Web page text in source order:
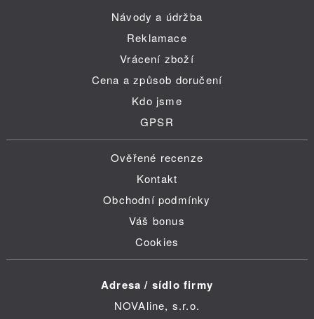
Návody a údržba
Reklamace
Vrácení zboží
Cena a způsob doručení
Kdo jsme
GPSR
Ověřené recenze
Kontakt
Obchodní podmínky
Váš bonus
Cookies
Adresa / sídlo firmy
NOVAline, s.r.o.